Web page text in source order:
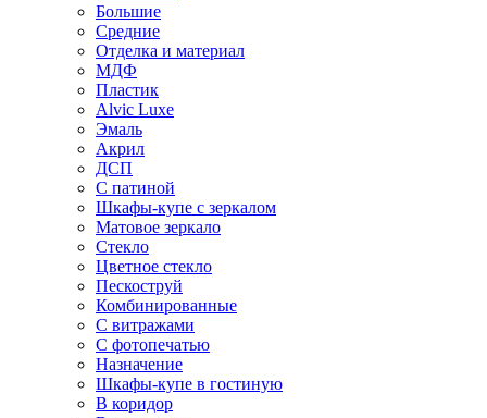
Большие
Средние
Отделка и материал
МДФ
Пластик
Alvic Luxe
Эмаль
Акрил
ДСП
С патиной
Шкафы-купе с зеркалом
Матовое зеркало
Стекло
Цветное стекло
Пескоструй
Комбинированные
С витражами
С фотопечатью
Назначение
Шкафы-купе в гостиную
В коридор